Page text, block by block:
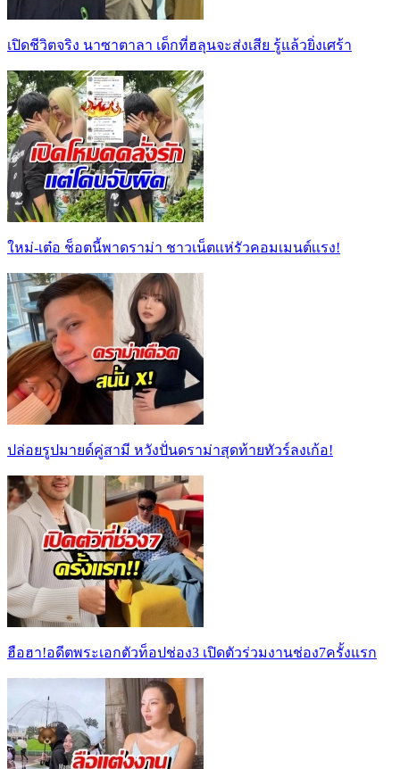
เปิดชีวิตจริง นาซาตาลา เด็กที่ฮลุนจะส่งเสีย รู้แล้วยิ่งเศร้า
ใหม่-เต๋อ ช็อตนี้พาดราม่า ชาวเน็ตเเห่รัวคอมเมนต์เเรง!
ปล่อยรูปมายด์คู่สามี หวังปั่นดราม่าสุดท้ายทัวร์ลงเก้อ!
ฮือฮา!อดีตพระเอกตัวท็อปช่อง3 เปิดตัวร่วมงานช่อง7ครั้งแรก